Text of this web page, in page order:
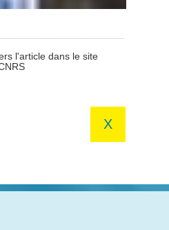
l'article dans le site
X